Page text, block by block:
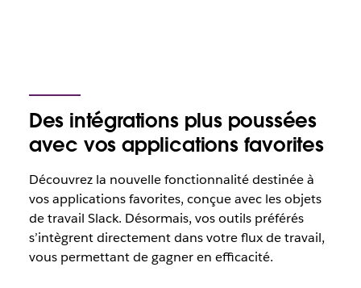
Des intégrations plus poussées
avec vos applications favorites
Découvrez la nouvelle fonctionnalité destinée à
vos applications favorites, conçue avec les objets
de travail Slack. Désormais, vos outils préférés
s’intègrent directement dans votre flux de travail,
vous permettant de gagner en efficacité.